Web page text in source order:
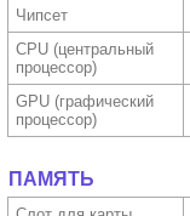
Чипсет
CPU (централь­ный
процес­сор)
GPU (графи­ческий
процес­сор)
ПАМЯТЬ